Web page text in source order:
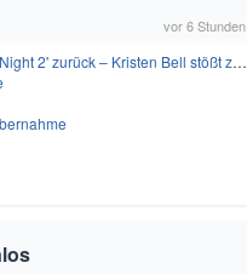
vor 6 Stunden
– Kristen Bell stößt zur Besetzung